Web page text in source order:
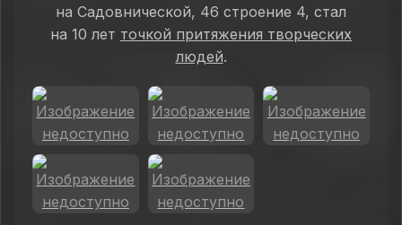
на Садовнической, 46 строение 4, стал
на 10 лет точкой притяжения творческих
людей.